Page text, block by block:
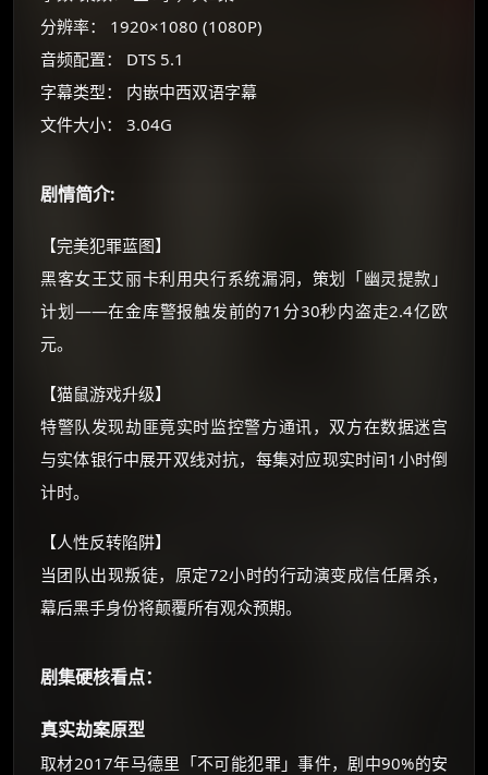
分辨率： 1920×1080 (1080P)
音频配置： DTS 5.1
字幕类型： 内嵌中西双语字幕
文件大小： 3.04G
剧情简介:
【完美犯罪蓝图】
黑客女王艾丽卡利用央行系统漏洞，策划「幽灵提款」
计划——在金库警报触发前的71分30秒内盗走2.4亿欧
元。
【猫鼠游戏升级】
特警队发现劫匪竟实时监控警方通讯，双方在数据迷宫
与实体银行中展开双线对抗，每集对应现实时间1小时倒
计时。
【人性反转陷阱】
当团队出现叛徒，原定72小时的行动演变成信任屠杀，
幕后黑手身份将颠覆所有观众预期。
剧集硬核看点：
真实劫案原型
取材2017年马德里「不可能犯罪」事件，剧中90%的安
🧧 福利领取站
☕
优惠券、活动红包，每日可领。